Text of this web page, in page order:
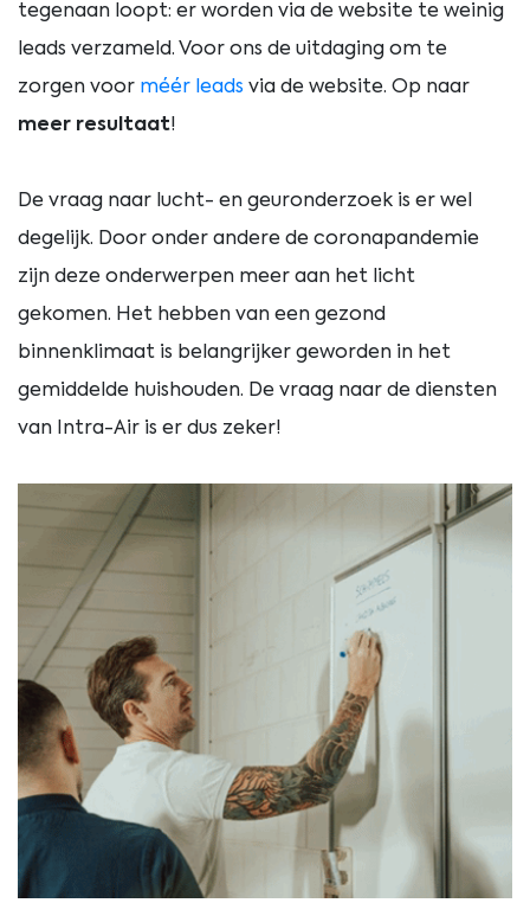
tegenaan loopt: er worden via de website te weinig
leads verzameld. Voor ons de uitdaging om te
zorgen voor méér leads via de website. Op naar
meer resultaat!
De vraag naar lucht- en geuronderzoek is er wel
degelijk. Door onder andere de coronapandemie
zijn deze onderwerpen meer aan het licht
gekomen. Het hebben van een gezond
binnenklimaat is belangrijker geworden in het
gemiddelde huishouden. De vraag naar de diensten
van Intra-Air is er dus zeker!